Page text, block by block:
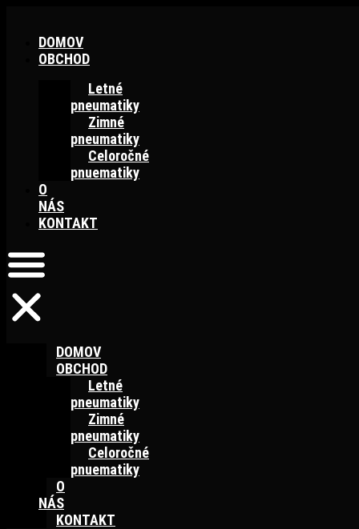
DOMOV
OBCHOD
Letné
pneumatiky
Zimné
pneumatiky
Celoročné
pnuematiky
O
NÁS
KONTAKT
DOMOV
OBCHOD
Letné
pneumatiky
Zimné
pneumatiky
Celoročné
pnuematiky
O
NÁS
KONTAKT